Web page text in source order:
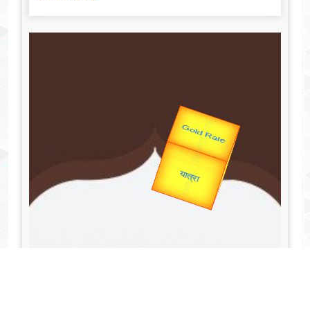
Valentine's
उपराष्ट्रपति Gold Rate unTV Special